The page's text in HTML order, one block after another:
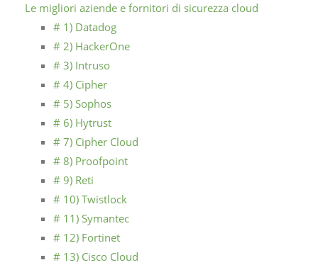
Le migliori aziende e fornitori di sicurezza cloud
# 1) Datadog
# 2) HackerOne
# 3) Intruso
# 4) Cipher
# 5) Sophos
# 6) Hytrust
# 7) Cipher Cloud
# 8) Proofpoint
# 9) Reti
# 10) Twistlock
# 11) Symantec
# 12) Fortinet
# 13) Cisco Cloud